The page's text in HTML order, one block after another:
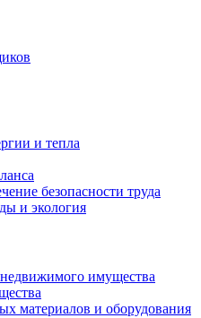
и тепла
безопасности труда
и экология
имущества
материалов и оборудования